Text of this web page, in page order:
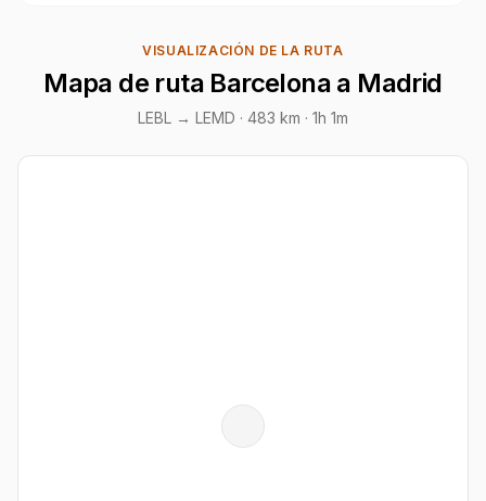
VISUALIZACIÓN DE LA RUTA
Mapa de ruta Barcelona a Madrid
LEBL → LEMD · 483 km · 1h 1m